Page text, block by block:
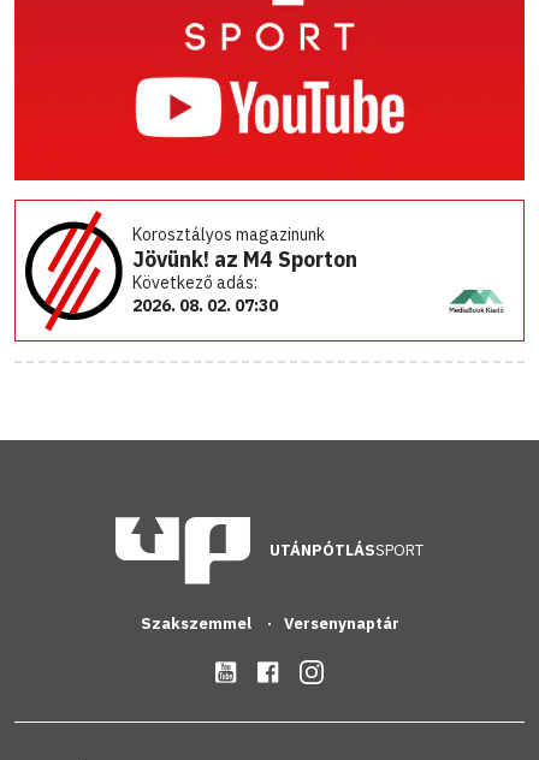
Korosztályos magazinunk
Jövünk! az M4 Sporton
Következő adás:
2026. 08. 02. 07:30
UTÁNPÓTLÁSSPORT
Szakszemmel Versenynaptár